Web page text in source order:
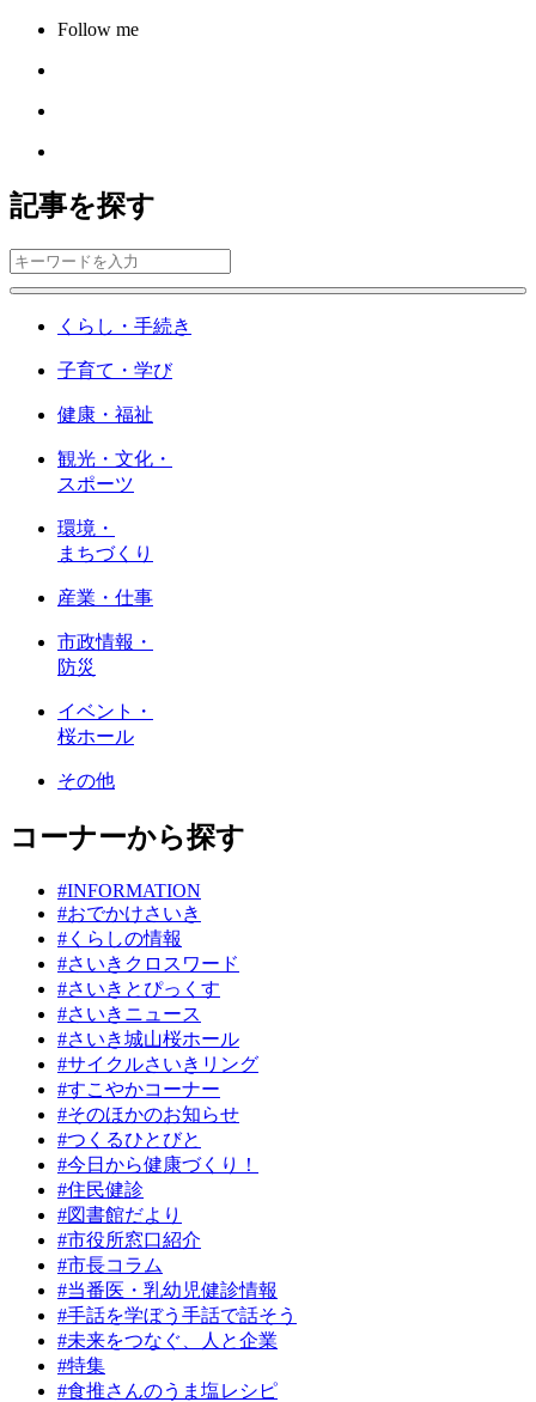
Follow me
記事を探す
くらし・手続き
子育て・学び
健康・福祉
観光・文化・
スポーツ
環境・
まちづくり
産業・仕事
市政情報・
防災
イベント・
桜ホール
その他
コーナーから探す
#INFORMATION
#おでかけさいき
#くらしの情報
#さいきクロスワード
#さいきとぴっくす
#さいきニュース
#さいき城山桜ホール
#サイクルさいきリング
#すこやかコーナー
#そのほかのお知らせ
#つくるひとびと
#今日から健康づくり！
#住民健診
#図書館だより
#市役所窓口紹介
#市長コラム
#当番医・乳幼児健診情報
#手話を学ぼう手話で話そう
#未来をつなぐ、人と企業
#特集
#食推さんのうま塩レシピ